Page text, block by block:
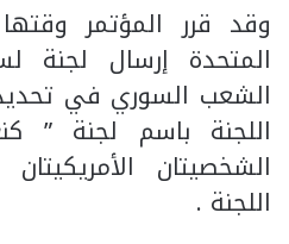
وقد قرر المؤتمر
المتحدة إرسال لجنة
الشعب السوري في
اللجنة باسم لجنة ”
الشخصيتان
اللجنة .